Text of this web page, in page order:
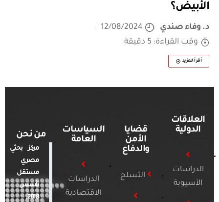
الأبيض؟
د. وفاء صندي
12/08/2024
وقت القراءة: 5 دقيقة
أقرأ المزيد
العلاقات
الدولية
الدراسات
الآسيوية
قضايا
الأمن
والدفاع
التسلح
السياسات
العامة
الدراسات
الاقتصادية
من نحن
مركز بحثي
مصري
مستقل
تأسس
2018.